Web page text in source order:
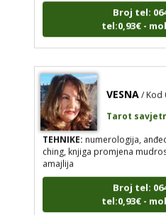
Broj tel:
tel:0,93€ -
VESNA / Kod
Tarot
TEHNIKE:numerologija,
ching, knjiga promjena
amajlija
Broj tel:
tel:0,93€ -